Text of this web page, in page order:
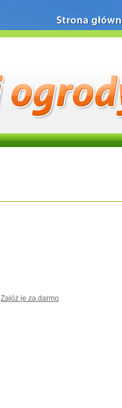
Załóż je za darmo
Strona główna